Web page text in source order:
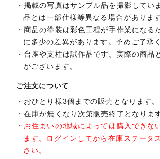
掲載の写真はサンプル品を撮影してい
品とは一部仕様等異なる場合があります
商品の塗装は彩色工程が手作業になる
に多少の差異があります。予めご了承
台座や支柱は試作品です。実際の商品
がございます。
ご注文について
おひとり様3個までの販売となります。
在庫が無くなり次第販売終了となりま
お住まいの地域によっては購入できな
ます。ログインしてから在庫ステータ
さい。